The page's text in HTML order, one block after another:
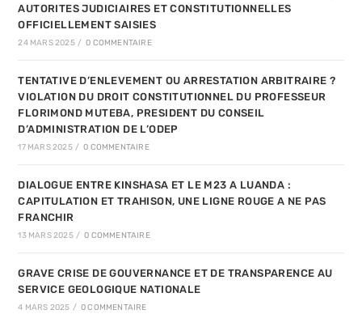
AUTORITES JUDICIAIRES ET CONSTITUTIONNELLES
OFFICIELLEMENT SAISIES
24 MARS 2025 / 0 COMMENTAIRE
TENTATIVE D’ENLEVEMENT OU ARRESTATION ARBITRAIRE ?
VIOLATION DU DROIT CONSTITUTIONNEL DU PROFESSEUR
FLORIMOND MUTEBA, PRESIDENT DU CONSEIL
D’ADMINISTRATION DE L’ODEP
17 MARS 2025 / 0 COMMENTAIRE
DIALOGUE ENTRE KINSHASA ET LE M23 A LUANDA :
CAPITULATION ET TRAHISON, UNE LIGNE ROUGE A NE PAS
FRANCHIR
13 MARS 2025 / 0 COMMENTAIRE
GRAVE CRISE DE GOUVERNANCE ET DE TRANSPARENCE AU
SERVICE GEOLOGIQUE NATIONALE
4 MARS 2025 / 0 COMMENTAIRE